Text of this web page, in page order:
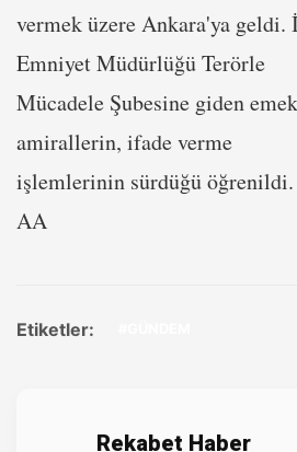
vermek üzere Ankara'ya geldi.
Emniyet Müdürlüğü Terörle
Mücadele Şubesine giden
amirallerin, ifade verme
işlemlerinin sürdüğü öğrenildi.
AA
Etiketler:
Rekabet Haber